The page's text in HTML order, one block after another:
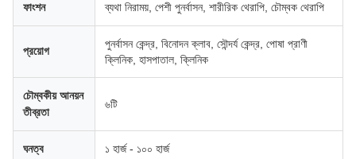
ফাংশন ব্যথা নিরাময়, পেশী পুনর্বাসন, শারীরিক থেরাপি, চৌম্বক থেরাপি
প্রয়োগ
পুনর্বাসন কেন্দ্র, বিনোদন ক্লাব, সৌন্দর্য কেন্দ্র, পোষা প্রাণী
ক্লিনিক, হাসপাতাল, ক্লিনিক
চৌম্বকীয় আনয়ন
তীব্রতা
৬টি
ঘনত্ব ১ হার্জ - ১০০ হার্জ